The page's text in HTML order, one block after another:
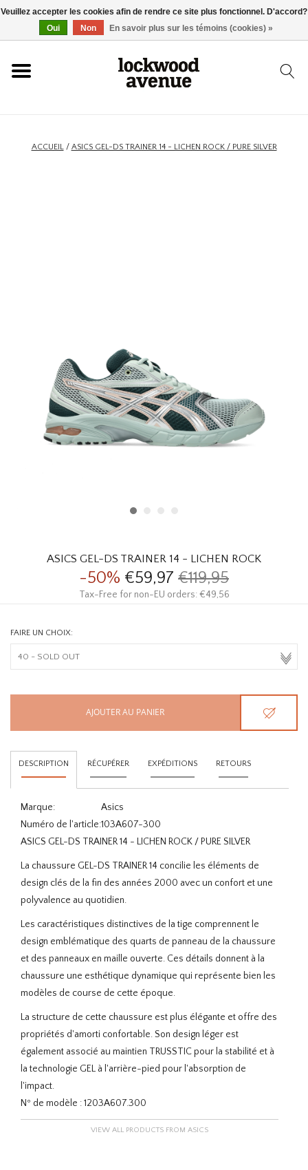
ACCUEIL
NOUVEAU
MARQUES
THE EDIT
ACCUEIL/ ASICS GEL-DS TRAINER 14 - LICHEN ROCK / PURE SILVER
ASICS GEL-DS TRAINER 14 - LICHEN ROCK
-50% €59,97 €119,95
Tax-Free for non-EU orders: €49,56
FAIRE UN CHOIX:
AJOUTER AU PANIER
DESCRIPTION RÉCUPÉRER EXPÉDITIONS RETOURS
Marque:
Asics
Numéro de l'article:103A607-300
ASICS GEL-DS TRAINER 14 - LICHEN ROCK / PURE SILVER
La chaussure GEL-DS TRAINER 14 concilie les éléments de
design clés de la fin des années 2000 avec un confort et une
polyvalence au quotidien.
Les caractéristiques distinctives de la tige comprennent le
design emblématique des quarts de panneau de la chaussure
et des panneaux en maille ouverte. Ces détails donnent à la
chaussure une esthétique dynamique qui représente bien les
modèles de course de cette époque.
La structure de cette chaussure est plus élégante et offre des
propriétés d'amorti confortable. Son design léger est
également associé au maintien TRUSSTIC pour la stabilité et à
la technologie GEL à l'arrière-pied pour l'absorption de
l'impact.
Nº de modèle :1203A607.300
VIEW ALL PRODUCTS FROM ASICS
Veuillez accepter les cookies afin de rendre ce site plus fonctionnel. D'accord?
Oui
Non En savoir plus sur les témoins (cookies) »